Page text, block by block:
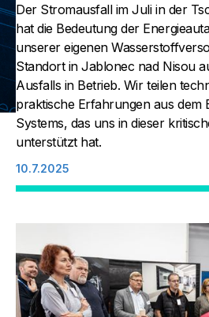
Der Stromausfall im Juli in der
hat die Bedeutung der
unserer eigenen
Standort in Jablonec nad Nisou
Ausfalls in Betrieb. Wir teilen
praktische Erfahrungen aus dem
Systems, das uns in dieser
unterstützt hat.
10.7.2025